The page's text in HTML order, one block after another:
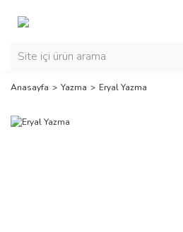
Anasayfa Yazma Eryal Yazma